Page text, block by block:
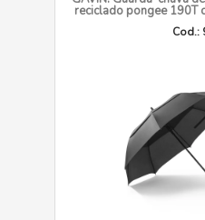
reciclado pongee 190T
Cod.: